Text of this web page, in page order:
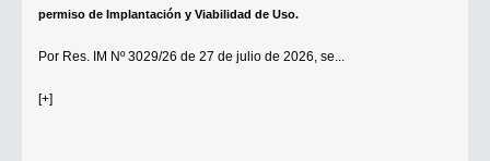
permiso de Implantación y Viabilidad de Uso.
Por Res. IM Nº 3029/26 de 27 de julio de 2026, se...
[+]